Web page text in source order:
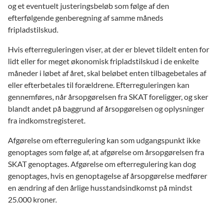
og et eventuelt justeringsbeløb som følge af den
efterfølgende genberegning af samme måneds
fripladstilskud.
Hvis efterreguleringen viser, at der er blevet tildelt enten for
lidt eller for meget økonomisk fripladstilskud i de enkelte
måneder i løbet af året, skal beløbet enten tilbagebetales af
eller efterbetales til forældrene. Efterreguleringen kan
gennemføres, når årsopgørelsen fra SKAT foreligger, og sker
blandt andet på baggrund af årsopgørelsen og oplysninger
fra indkomstregisteret.
Afgørelse om efterregulering kan som udgangspunkt ikke
genoptages som følge af, at afgørelse om årsopgørelsen fra
SKAT genoptages. Afgørelse om efterregulering kan dog
genoptages, hvis en genoptagelse af årsopgørelse medfører
en ændring af den årlige husstandsindkomst på mindst
25.000 kroner.